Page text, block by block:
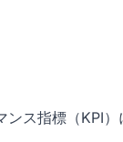
ス指標（KPI